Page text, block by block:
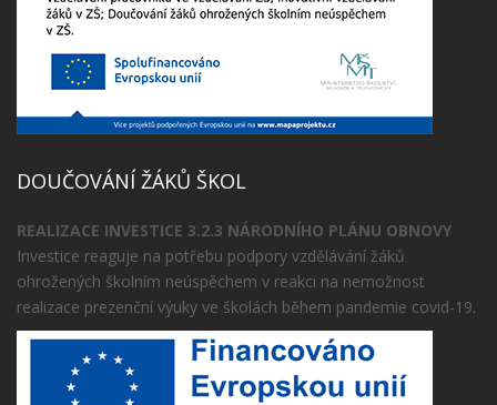
DOUČOVÁNÍ ŽÁKŮ ŠKOL
REALIZACE INVESTICE 3.2.3 NÁRODNÍHO PLÁNU OBNOVY
Investice reaguje na potřebu podpory vzdělávání žáků
ohrožených školním neúspěchem v reakci na nemožnost
realizace prezenční výuky ve školách během pandemie covid-19.